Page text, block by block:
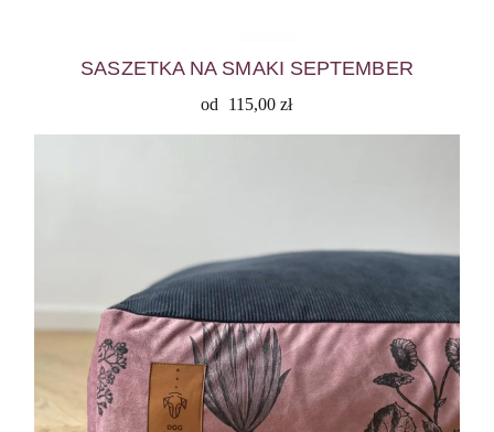
SASZETKA NA SMAKI SEPTEMBER
od 115,00zł